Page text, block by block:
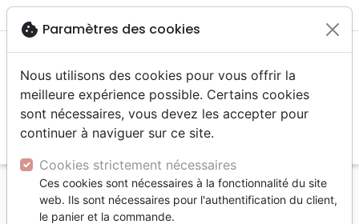
menu
Accueil Divers
Traités, Brochures (<16 p.)
10 raisons de croire que Dieu offre le don parfait
cookie Paramètres des cookies
Nous utilisons des cookies pour vous offrir la
meilleure expérience possible. Certains cookies
sont nécessaires, vous devez les accepter pour
continuer à naviguer sur ce site.
Cookies strictement nécessaires
Ces cookies sont nécessaires à la fonctionnalité du site
web. Ils sont nécessaires pour l'authentification du client,
le panier et la commande.